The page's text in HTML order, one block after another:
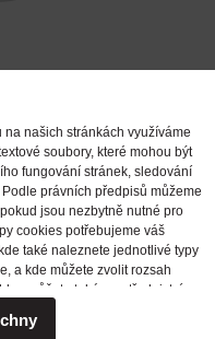
ICH MÖCHTE
FETT ABBAUEN.
našich stránkách využíváme
soubory, které mohou být
fungování stránek, sledování
právních předpisů můžeme
jsou nezbytně nutné pro
cookies potřebujeme váš
také naleznete jednotlivé typy
a kde můžete zvolit rozsah
můžete také prostřednictvím
se zpracováním cookies